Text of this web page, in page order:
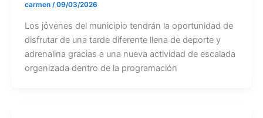
carmen /09/03/2026
Los jóvenes del municipio tendrán la oportunidad de
disfrutar de una tarde diferente llena de deporte y
adrenalina gracias a una nueva actividad de escalada
organizada dentro de la programación